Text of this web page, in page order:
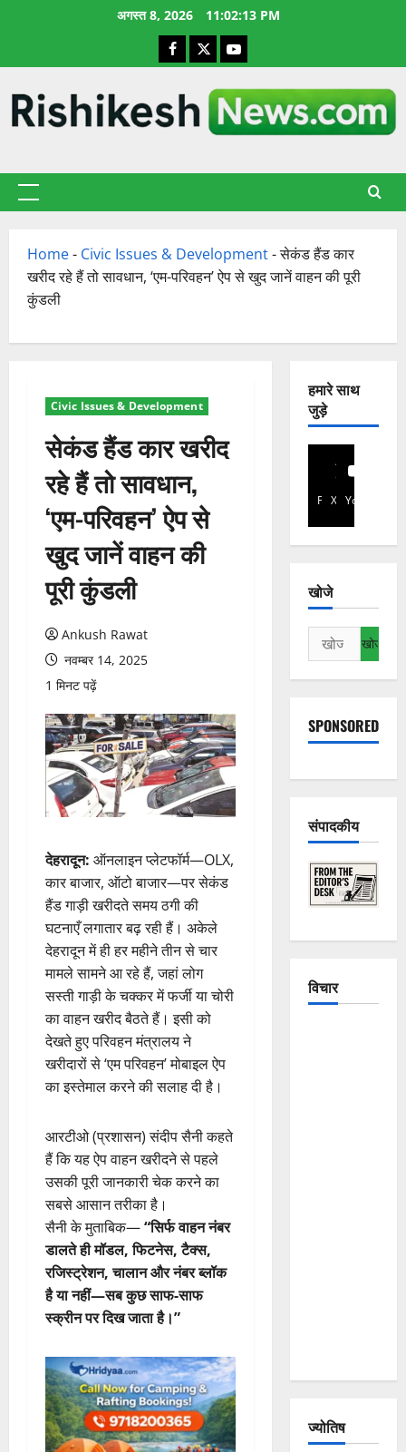
अगस्त 8, 2026 11:02:14 PM
Facebook
X YouTube
प्राथमिक
Home- Civic Issues & Development-सेकंड हैंड कार
खरीद रहे हैं तो सावधान, ‘एम-परिवहन’ ऐप से खुद जानें वाहन की पूरी
कुंडली
Civic Issues & Development
सेकंड हैंड कार खरीद
रहे हैं तो सावधान,
‘एम-परिवहन’ ऐप से
खुद जानें वाहन की
पूरी कुंडली
Ankush Rawat
नवम्बर 14, 2025
1 मिनट पढ़ें
देहरादून: ऑनलाइन प्लेटफॉर्म—OLX,
कार बाजार, ऑटो बाजार—पर सेकंड
हैंड गाड़ी खरीदते समय ठगी की
घटनाएँ लगातार बढ़ रही हैं। अकेले
देहरादून में ही हर महीने तीन से चार
मामले सामने आ रहे हैं, जहां लोग
सस्ती गाड़ी के चक्कर में फर्जी या चोरी
का वाहन खरीद बैठते हैं। इसी को
देखते हुए परिवहन मंत्रालय ने
खरीदारों से ‘एम परिवहन’ मोबाइल ऐप
का इस्तेमाल करने की सलाह दी है।
आरटीओ (प्रशासन) संदीप सैनी कहते
हैं कि यह ऐप वाहन खरीदने से पहले
उसकी पूरी जानकारी चेक करने का
सबसे आसान तरीका है।
सैनी के मुताबिक—“सिर्फ वाहन नंबर
डालते ही मॉडल, फिटनेस, टैक्स,
रजिस्ट्रेशन, चालान और नंबर ब्लॉक
है या नहीं—सब कुछ साफ-साफ
स्क्रीन पर दिख जाता है।”
हमारे साथ
जुड़े
Facebook
X YouTube
खोजे
निम्न
को
खोजें:
SPONSORED
संपादकीय
विचार
ज्योतिष